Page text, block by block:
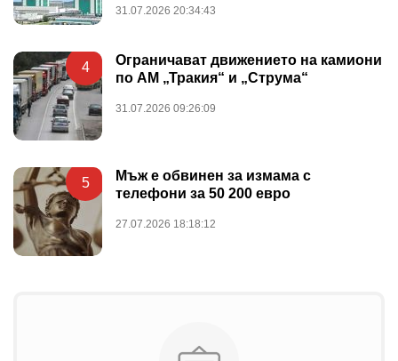
31.07.2026 20:34:43
4
Ограничават движението на камиони
по АМ „Тракия“ и „Струма“
31.07.2026 09:26:09
5
Мъж е обвинен за измама с
телефони за 50 200 евро
27.07.2026 18:18:12